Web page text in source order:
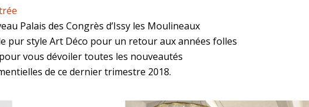
Palais des Congrès d’Issy les Moulineaux
pur style Art Déco pour un retour aux années folles
vous dévoiler toutes les nouveautés
de ce dernier trimestre 2018.